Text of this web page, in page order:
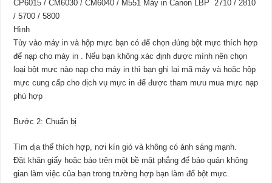
CP6015 / CM6030 / CM6040 / M551 Máy in Canon LBP 2710 / 2810
/ 5700 / 5800
Hình
Tùy vào máy in và hộp mực bạn có để chọn đúng bột mực thích hợp
để nạp cho máy in . Nếu bạn không xác định được mình nên chọn
loại bột mực nào nạp cho máy in thì bạn ghi lại mã máy và hoặc hộp
mực cung cấp cho dịch vụ mực in để được tham mưu mua mực nạp
phù hợp
Bước 2: Chuẩn bị
Tìm địa thế thích hợp, nơi kín gió và không có ánh sáng mạnh.
Đặt khăn giấy hoặc báo trên một bề mặt phẳng để bảo quản không
gian làm việc của bạn trong trường hợp bạn làm đổ bột mực.